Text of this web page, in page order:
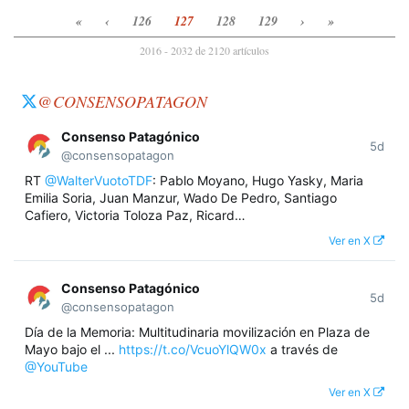
« ‹ 126 127 128 129 › »
2016 - 2032 de 2120 artículos
@CONSENSOPATAGON
Consenso Patagónico
@consensopatagon
5d
RT @WalterVuotoTDF: Pablo Moyano, Hugo Yasky, Maria
Emilia Soria, Juan Manzur, Wado De Pedro, Santiago
Cafiero, Victoria Toloza Paz, Ricard…
Ver en X
Consenso Patagónico
@consensopatagon
5d
Día de la Memoria: Multitudinaria movilización en Plaza de
Mayo bajo el ... https://t.co/VcuoYlQW0x a través de
@YouTube
Ver en X